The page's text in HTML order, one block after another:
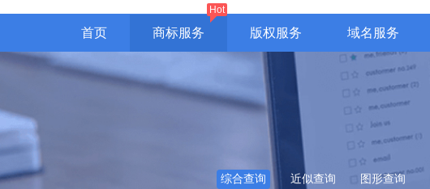
首页 商标服务
Hot
版权服务 域名服务
综合查询 近似查询 图形查询